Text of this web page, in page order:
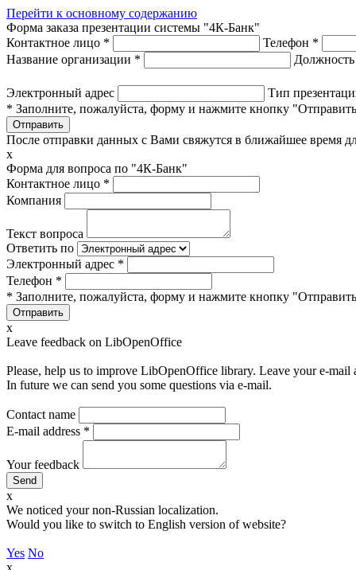
Перейти к основному содержанию
Форма заказа презентации системы "4К-Банк"
Контактное лицо * Телефон *
Название организации * Должность
Электронный адрес Тип
* Заполните, пожалуйста, форму и нажмите кнопку
После отправки данных с Вами свяжутся в ближайшее время
x
Форма для вопроса по "4К-Банк"
Контактное лицо *
Компания
Текст вопроса
Ответить по
Электронный адрес *
Телефон *
* Заполните, пожалуйста, форму и нажмите кнопку
x
Leave feedback on LibOpenOffice
Please, help us to improve LibOpenOffice library. Leave your e-mail
In future we can send you some questions via e-mail.
Contact name
E-mail address *
Your feedback
x
We noticed your non-Russian localization.
Would you like to switch to English version of website?
Yes No
x